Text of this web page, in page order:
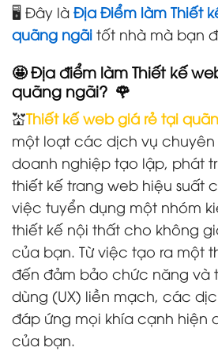
🖥️ Đây là Địa Điểm làm Thiết
quãng ngãi tốt nhà mà bạn
🤩 Địa điểm làm Thiết kế
quãng ngãi? 🌹
💒Thiết kế web giá rẻ tại
một loạt các dịch vụ
doanh nghiệp tạo lập, phát
thiết kế trang web hiệu suất
việc tuyển dụng một nhóm
thiết kế nội thất cho không
của bạn. Từ việc tạo ra một
đến đảm bảo chức năng và
dùng (UX) liền mạch, các
đáp ứng mọi khía cạnh hiện
của bạn.